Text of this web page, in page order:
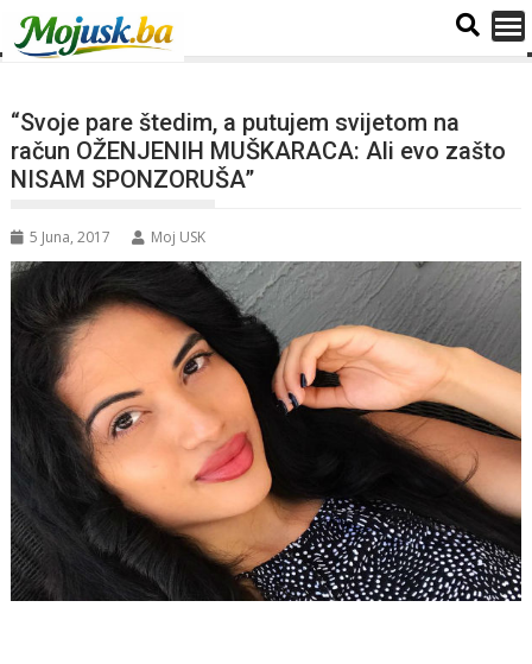
“Svoje pare štedim, a putujem svijetom na
račun OŽENJENIH MUŠKARACA: Ali evo zašto
NISAM SPONZORUŠA”
5 Juna, 2017 Moj USK